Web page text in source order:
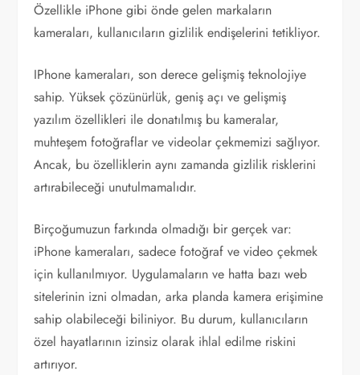
Özellikle iPhone gibi önde gelen markaların
kameraları, kullanıcıların gizlilik endişelerini tetikliyor.
IPhone kameraları, son derece gelişmiş teknolojiye
sahip. Yüksek çözünürlük, geniş açı ve gelişmiş
yazılım özellikleri ile donatılmış bu kameralar,
muhteşem fotoğraflar ve videolar çekmemizi sağlıyor.
Ancak, bu özelliklerin aynı zamanda gizlilik risklerini
artırabileceği unutulmamalıdır.
Birçoğumuzun farkında olmadığı bir gerçek var:
iPhone kameraları, sadece fotoğraf ve video çekmek
için kullanılmıyor. Uygulamaların ve hatta bazı web
sitelerinin izni olmadan, arka planda kamera erişimine
sahip olabileceği biliniyor. Bu durum, kullanıcıların
özel hayatlarının izinsiz olarak ihlal edilme riskini
artırıyor.